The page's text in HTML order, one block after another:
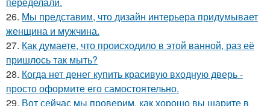
26. Мы представим, что дизайн интерьера придумывает
женщина и мужчина.
27. Как думаете, что происходило в этой ванной, раз её
пришлось так мыть?
28. Когда нет денег купить красивую входную дверь -
просто оформите его самостоятельно.
29. Вот сейчас мы проверим, как хорошо вы шарите в